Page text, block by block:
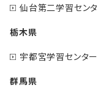
仙台第二学習セン
栃木県
宇都宮学習センタ
群馬県